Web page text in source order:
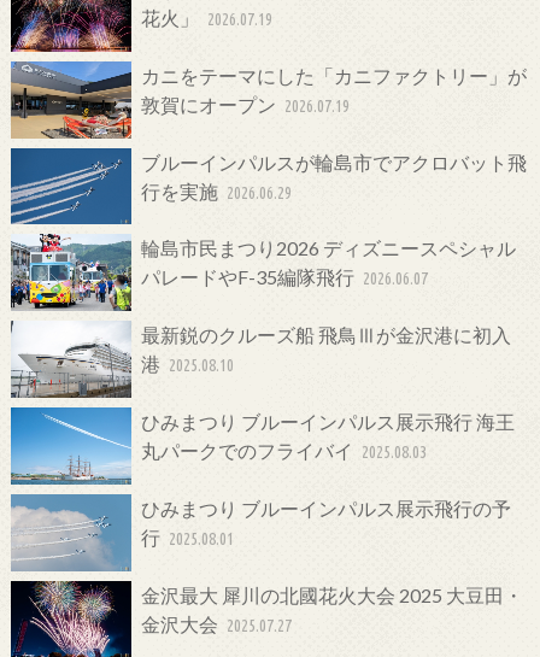
花火」
2026.07.19
カニをテーマにした「カニファクトリー」が
敦賀にオープン 2026.07.19
ブルーインパルスが輪島市でアクロバット飛
行を実施 2026.06.29
輪島市民まつり2026 ディズニースペシャル
パレードやF-35編隊飛行 2026.06.07
最新鋭のクルーズ船 飛鳥Ⅲが金沢港に初入
港 2025.08.10
ひみまつり ブルーインパルス展示飛行 海王
丸パークでのフライバイ
2025.08.03
ひみまつり ブルーインパルス展示飛行の予
行 2025.08.01
金沢最大 犀川の北國花火大会 2025 大豆田・
金沢大会 2025.07.27